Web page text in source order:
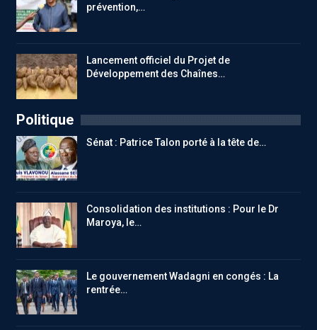
prévention,…
Lancement officiel du Projet de
Développement des Chaînes…
Politique
Sénat : Patrice Talon porté à la tête de…
Consolidation des institutions : Pour le Dr
Maroya, le…
Le gouvernement Wadagni en congés : La
rentrée…